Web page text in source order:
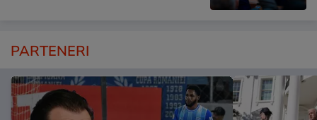
PARTENERI